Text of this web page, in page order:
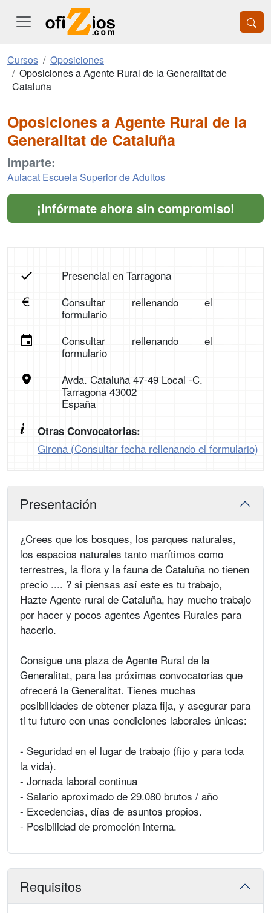
Cursos
Oposiciones
Oposiciones a Agente Rural de la Generalitat de
Cataluña
Oposiciones a Agente Rural de la
Generalitat de Cataluña
Imparte:
Aulacat Escuela Superior de Adultos
¡Infórmate ahora sin compromiso!
Presencial en Tarragona
Consultar rellenando el
formulario
Consultar rellenando el
formulario
Avda. Cataluña 47-49 Local -C.
Tarragona 43002
España
Otras Convocatorias:
Girona (Consultar fecha rellenando el formulario)
Presentación
¿Crees que los bosques, los parques naturales,
los espacios naturales tanto marítimos como
terrestres, la flora y la fauna de Cataluña no tienen
precio .... ? si piensas así este es tu trabajo,
Hazte Agente rural de Cataluña, hay mucho trabajo
por hacer y pocos agentes Agentes Rurales para
hacerlo.
Consigue una plaza de Agente Rural de la
Generalitat, para las próximas convocatorias que
ofrecerá la Generalitat. Tienes muchas
posibilidades de obtener plaza fija, y asegurar para
ti tu futuro con unas condiciones laborales únicas:
- Seguridad en el lugar de trabajo (fijo y para toda
la vida).
- Jornada laboral continua
- Salario aproximado de 29.080 brutos / año
- Excedencias, días de asuntos propios.
- Posibilidad de promoción interna.
Requisitos